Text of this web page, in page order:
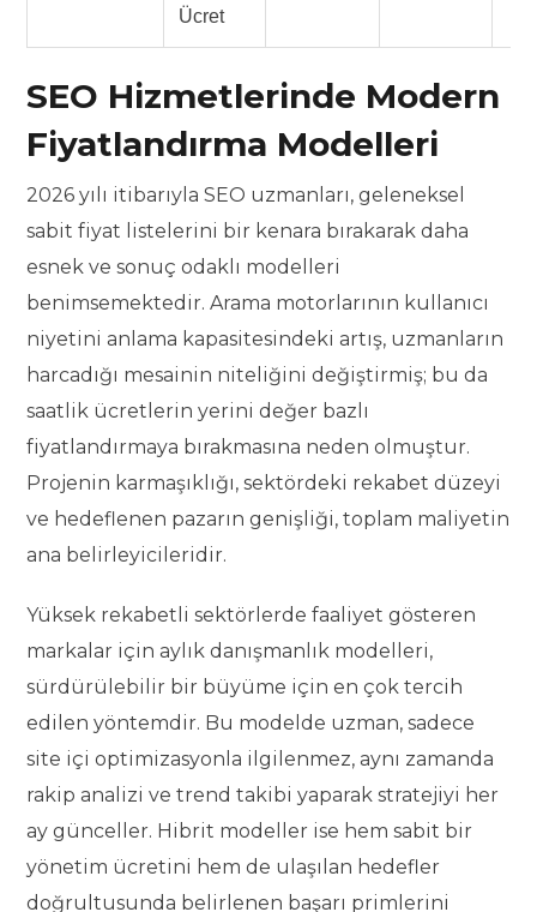
Ücret
SEO Hizmetlerinde Modern
Fiyatlandırma Modelleri
2026 yılı itibarıyla SEO uzmanları, geleneksel
sabit fiyat listelerini bir kenara bırakarak daha
esnek ve sonuç odaklı modelleri
benimsemektedir. Arama motorlarının kullanıcı
niyetini anlama kapasitesindeki artış, uzmanların
harcadığı mesainin niteliğini değiştirmiş; bu da
saatlik ücretlerin yerini değer bazlı
fiyatlandırmaya bırakmasına neden olmuştur.
Projenin karmaşıklığı, sektördeki rekabet düzeyi
ve hedeflenen pazarın genişliği, toplam maliyetin
ana belirleyicileridir.
Yüksek rekabetli sektörlerde faaliyet gösteren
markalar için aylık danışmanlık modelleri,
sürdürülebilir bir büyüme için en çok tercih
edilen yöntemdir. Bu modelde uzman, sadece
site içi optimizasyonla ilgilenmez, aynı zamanda
rakip analizi ve trend takibi yaparak stratejiyi her
ay günceller. Hibrit modeller ise hem sabit bir
yönetim ücretini hem de ulaşılan hedefler
doğrultusunda belirlenen başarı primlerini